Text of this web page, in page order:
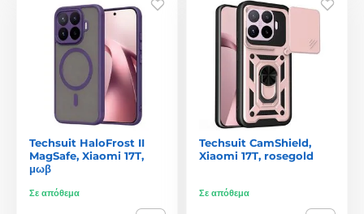
Techsuit HaloFrost II
MagSafe, Xiaomi 17T,
μωβ
Σε απόθεμα
Techsuit CamShield,
Xiaomi 17T, rosegold
Σε απόθεμα